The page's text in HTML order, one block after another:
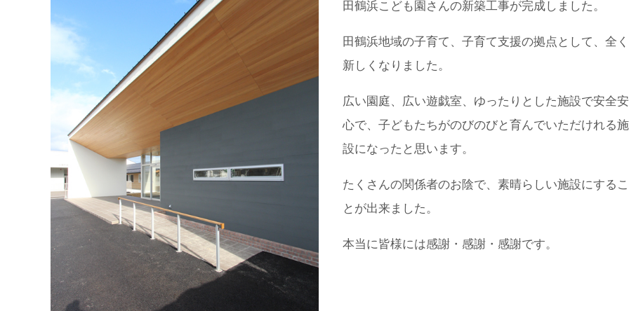
田鶴浜こども園さんの新築工事が完成しました。
田鶴浜地域の子育て、子育て支援の拠点として、全く
新しくなりました。
広い園庭、広い遊戯室、ゆったりとした施設で安全安
心で、子どもたちがのびのびと育んでいただけれる施
設になったと思います。
たくさんの関係者のお陰で、素晴らしい施設にするこ
とが出来ました。
本当に皆様には感謝・感謝・感謝です。